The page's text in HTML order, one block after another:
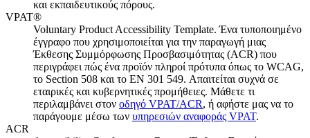
και εκπαιδευτικούς πόρους.
VPAT®
Voluntary Product Accessibility Template. Ένα τυποποιημένο
έγγραφο που χρησιμοποιείται για την παραγωγή μιας
Έκθεσης Συμμόρφωσης Προσβασιμότητας (ACR) που
περιγράφει πώς ένα προϊόν πληροί πρότυπα όπως το WCAG,
το Section 508 και το EN 301 549. Απαιτείται συχνά σε
εταιρικές και κυβερνητικές προμήθειες. Μάθετε τι
περιλαμβάνει στον οδηγό VPAT/ACR, ή αφήστε μας να το
παράγουμε μέσω των υπηρεσιών αναφοράς VPAT.
ACR